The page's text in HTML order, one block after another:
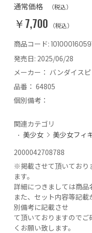
通常価格 （税込）
￥7,700 （税込）
商品コード:
発売日: 2025/06/28
メーカー： バンダイス
品番： 64805
個別備考：
関連カテゴリ
美少女
美少女フィ
2000042708788
※掲載させて頂いており
ます。
詳細につきましては商品
また、セット内容等記
別備考に記載させ
て頂いておりますので
くお願い致します。